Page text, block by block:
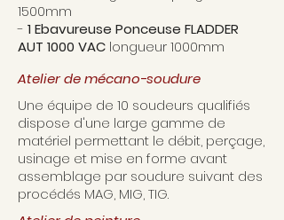
1500mm
- 1 Ebavureuse Ponceuse FLADDER
AUT 1000 VAC longueur 1000mm
Atelier de mécano-soudure
Une équipe de 10 soudeurs qualifiés
dispose d'une large gamme de
matériel permettant le débit, perçage,
usinage et mise en forme avant
assemblage par soudure suivant des
procédés MAG, MIG, TIG.